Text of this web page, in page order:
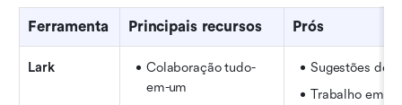
Ferramenta Principais recursos Prós
Lark
Colaboração tudo-
em-um
Sugestões de
Trabalho em